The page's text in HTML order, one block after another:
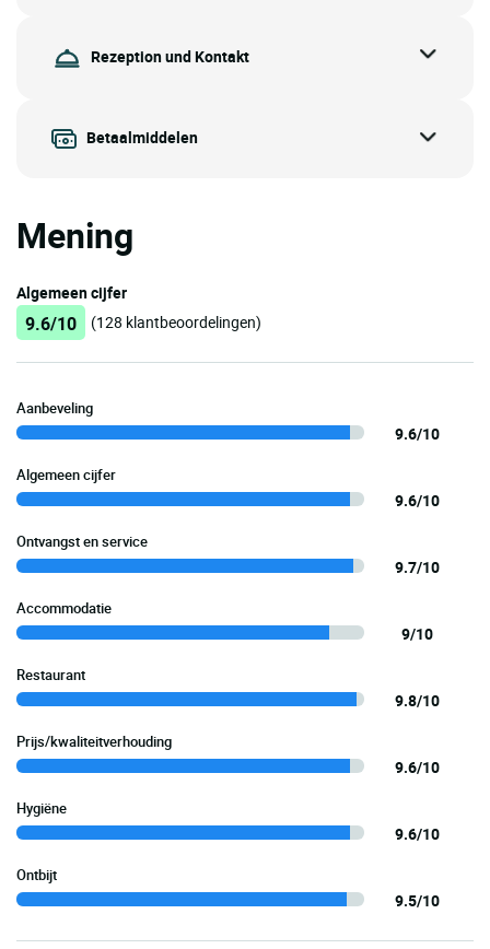
Rezeption und Kontakt
Betaalmiddelen
Mening
Algemeen cijfer
9.6/10 (128 klantbeoordelingen)
Aanbeveling
9.6/10
Algemeen cijfer
9.6/10
Ontvangst en service
9.7/10
Accommodatie
9/10
Restaurant
9.8/10
Prijs/kwaliteitverhouding
9.6/10
Hygiëne
9.6/10
Ontbijt
9.5/10